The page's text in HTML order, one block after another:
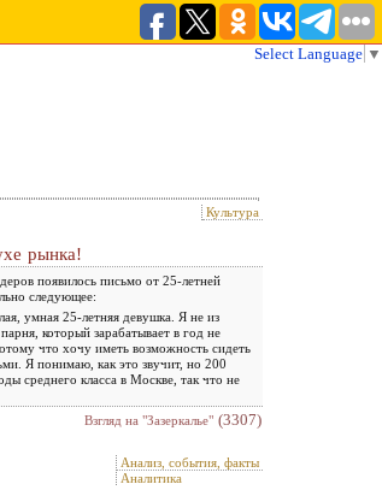
Select Language ▼
Культура
рынка!
появилось письмо от 25-летней
следующее:
умная 25-летняя девушка. Я не из
который зарабатывает в год не
что хочу иметь возможность сидеть
Я понимаю, как это звучит, но 200
среднего класса в Москве, так что не
Взгляд на "Зазеркалье" (3307)
Анализ, события, факты
Аналитика